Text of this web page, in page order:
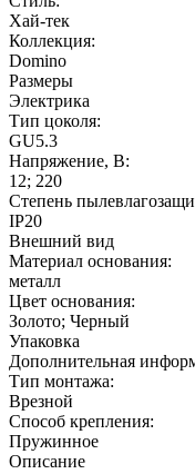
Хай-тек
Коллекция:
Domino
Размеры
Электрика
Тип цоколя:
GU5.3
Напряжение, В:
12; 220
Степень
IP20
Внешний вид
Материал основания:
металл
Цвет основания:
Золото; Черный
Упаковка
Дополнительная
Тип монтажа:
Врезной
Способ крепления:
Пружинное
Описание